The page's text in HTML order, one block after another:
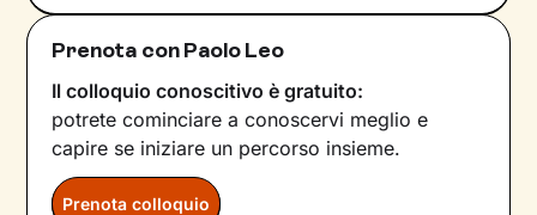
Prenota con Paolo Leo
Il colloquio conoscitivo è gratuito:
potrete cominciare a conoscervi meglio e
capire se iniziare un percorso insieme.
Prenota colloquio